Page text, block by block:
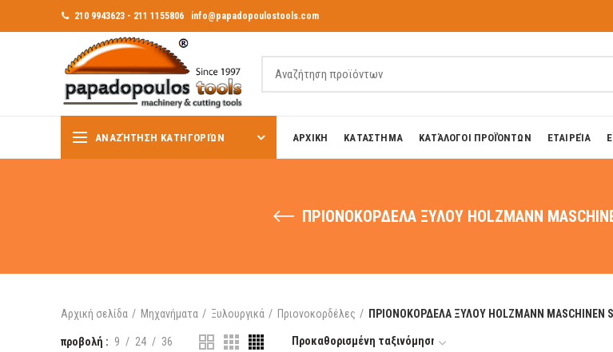
210 9943623 - 211 1155806 info@papadopoulostools.com
ΑΝΑΖΉΤΗΣΗ ΚΑΤΗΓΟΡΙΏΝ ΑΡΧΙΚΗ ΚΑΤΑΣΤΗΜΑ ΚΑΤΆΛΟΓΟΙ ΠΡΟΪΌΝΤΩΝ ΕΤΑΙΡΕΊΑ
ΠΡΙΟΝΟΚΟΡΔΕΛΑ ΞΥΛΟΥ HOLZMANN
Αρχική σελίδα Μηχανήματα Ξυλουργικά Πριονοκορδέλες ΠΡΙΟΝΟΚΟΡΔΕΛΑ ΞΥΛΟΥ HOLZMANN MASCHINEN
προβολή 9 24 36